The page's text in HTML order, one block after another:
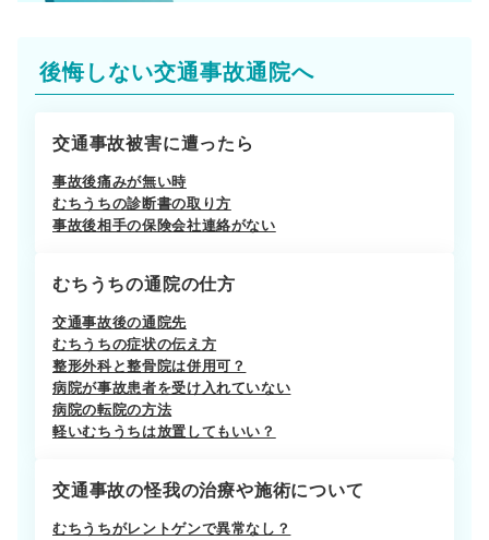
後悔しない交通事故通院へ
交通事故被害に遭ったら
事故後痛みが無い時
むちうちの診断書の取り方
事故後相手の保険会社連絡がない
むちうちの通院の仕方
交通事故後の通院先
むちうちの症状の伝え方
整形外科と整骨院は併用可？
病院が事故患者を受け入れていない
病院の転院の方法
軽いむちうちは放置してもいい？
交通事故の怪我の治療や施術について
むちうちがレントゲンで異常なし？